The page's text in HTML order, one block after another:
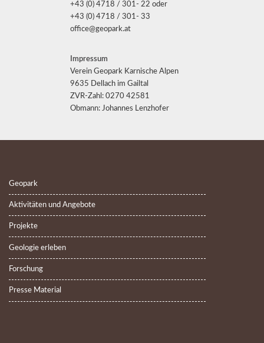
+43 (0) 4718 / 301- 22 oder
+43 (0) 4718 / 301- 33
office@geopark.at
Impressum
Verein Geopark Karnische Alpen
9635 Dellach im Gailtal
ZVR-Zahl: 0270 42581
Obmann: Johannes Lenzhofer
Geopark
Aktivitäten und Angebote
Projekte
Geologie erleben
Forschung
Presse Material